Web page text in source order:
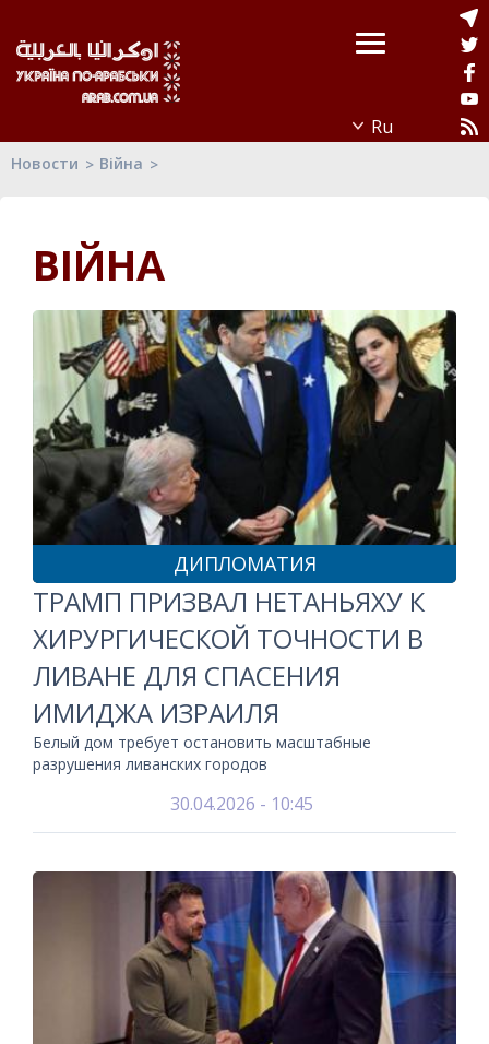
Новости Війна
ВІЙНА
ДИПЛОМАТИЯ
ТРАМП ПРИЗВАЛ НЕТАНЬЯХУ К
ХИРУРГИЧЕСКОЙ ТОЧНОСТИ В
ЛИВАНЕ ДЛЯ СПАСЕНИЯ
ИМИДЖА ИЗРАИЛЯ
Белый дом требует остановить масштабные
разрушения ливанских городов
30.04.2026 - 10:45